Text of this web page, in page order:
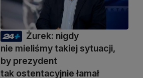
Żurek: nigdy
nie mieliśmy takiej sytuacji,
by prezydent
tak ostentacyjnie łamał